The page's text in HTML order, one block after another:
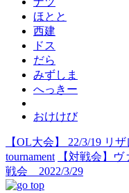
ほとと
西建
ドス
だら
みずしま
へっきー
おけけび
【OL大会】 22/3/19 リ
tournament
【対戦会】
戦会 2022/3/29